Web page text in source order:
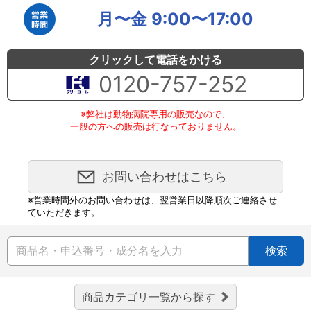
月〜金 9:00〜17:00
クリックして電話をかける
0120-757-252
※弊社は動物病院専用の販売なので、
一般の方への販売は行なっておりません。
お問い合わせはこちら
※営業時間外のお問い合わせは、翌営業日以降順次ご連絡させ
ていただきます。
検索
商品カテゴリ一覧から探す